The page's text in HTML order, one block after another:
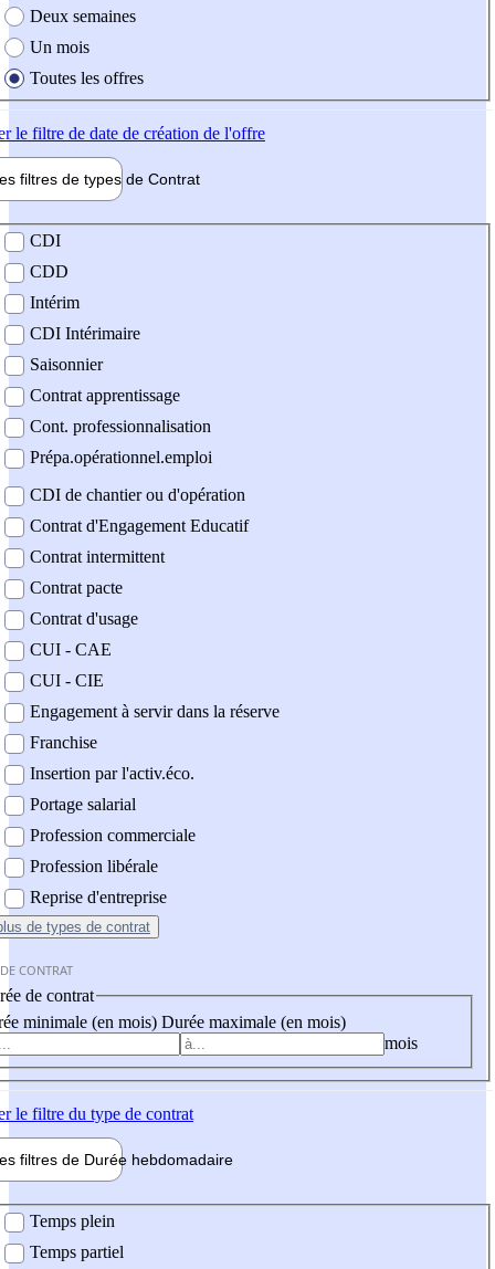
Deux semaines
Un mois
Toutes les offres
le filtre de date de création de l'offre
filtres de types de Contrat
contrat
CDI
CDD
Intérim
CDI Intérimaire
Saisonnier
Contrat apprentissage
Cont. professionnalisation
Prépa.opérationnel.emploi
CDI de chantier ou d'opération
Contrat d'Engagement Educatif
Contrat intermittent
Contrat pacte
Contrat d'usage
CUI - CAE
CUI - CIE
Engagement à servir dans la réserve
Franchise
Insertion par l'activ.éco.
Portage salarial
Profession commerciale
Profession libérale
Reprise d'entreprise
de types de contrat
CONTRAT
de contrat
minimale (en mois) Durée maximale (en mois)
mois
le filtre du type de contrat
filtres de Durée hebdomadaire
Temps plein
Temps partiel